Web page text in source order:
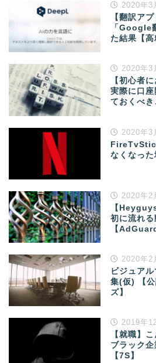
2020年3
【翻訳ア
「Google
た結果【高
2020年3
【初心者
実際に口
ておくべき
2020年3
なくなっ
2020年2
【
初に流れ
【
2020年2
ビジュア
集(仮) 【
ズ】
2019年
【就職】
ブラック
【7S】